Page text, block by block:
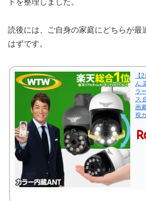
読後には、ご自身の家庭にどちらが最
はずです。
【
ん
ラ
ス
画
視